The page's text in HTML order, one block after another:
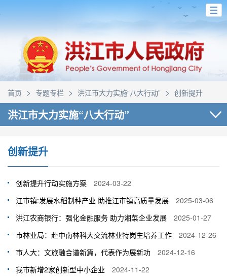
首页 > 专题专栏 > 洪江市大力实施“八大行动” > 创新提升
洪江市大力实施“八大行动”
创新提升
创新提升行动实施方案
2024-03-22
江市镇:发展水稻制种产业 助推江市镇高质量发展
2025-03-06
洪江农商银行：强化金融服务 助力湘菜企业发展
2025-01-27
市林业局：赴中南林科大交流林业特岗生培养工作
2024-12-26
市人大：文旅融合谱新篇，代表作为展新功
2024-12-16
我市新增2家创新型中小企业
2024-11-22